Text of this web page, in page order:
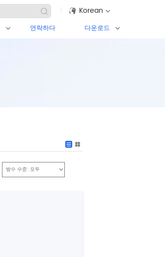
Korean
연락하다 다운로드
방수 수준: 모두